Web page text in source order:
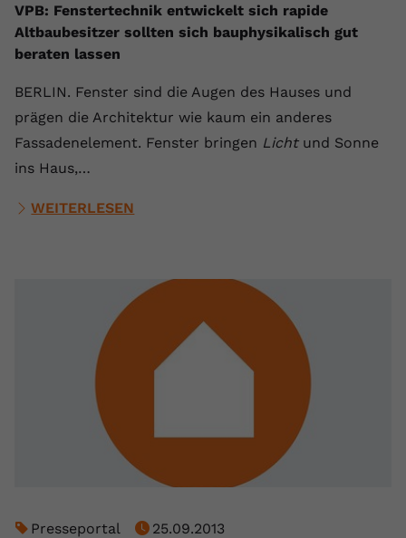
VPB: Fenstertechnik entwickelt sich rapide
Altbaubesitzer sollten sich bauphysikalisch gut
beraten lassen
BERLIN. Fenster sind die Augen des Hauses und
prägen die Architektur wie kaum ein anderes
Fassadenelement. Fenster bringen Lichtund Sonne
ins Haus,…
WEITERLESEN
Presseportal
25.09.2013